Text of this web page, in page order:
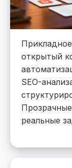
открытый
SEO-
реальные